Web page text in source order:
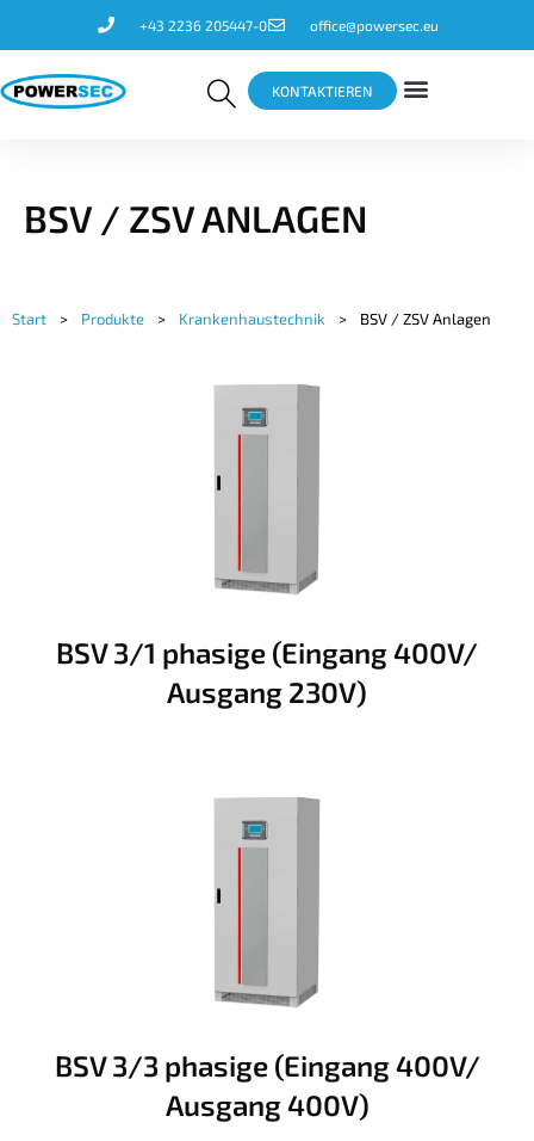
+43 2236 205447-0 office@powersec.eu
KONTAKTIEREN
BSV / ZSV ANLAGEN
Start > Produkte > Krankenhaustechnik > BSV / ZSV Anlagen
BSV 3/1 phasige (Eingang 400V/
Ausgang 230V)
BSV 3/3 phasige (Eingang 400V/
Ausgang 400V)